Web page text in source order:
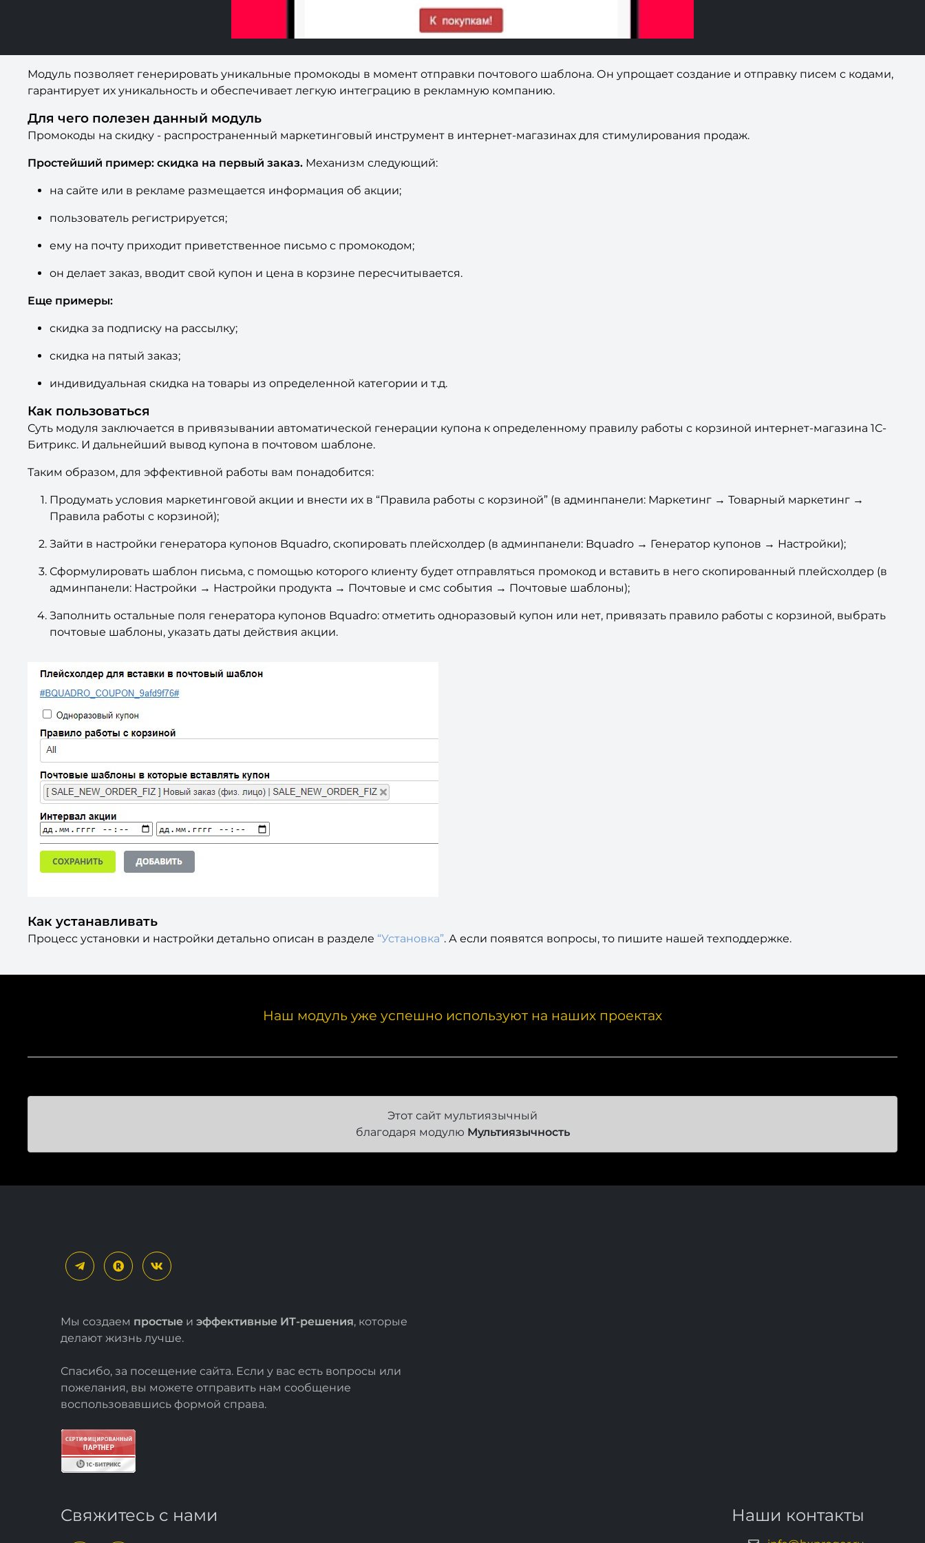
Модуль позволяет генерировать уникальные промокоды в момент отправки почтового шаблона. Он упрощает создание и отправку писем с кодами,
гарантирует их уникальность и обеспечивает легкую интеграцию в рекламную компанию.
Для чего полезен данный модуль
Промокоды на скидку - распространенный маркетинговый инструмент в интернет-магазинах для стимулирования продаж.
Простейший пример: скидка на первый заказ. Механизм следующий:
на сайте или в рекламе размещается информация об акции;
пользователь регистрируется;
ему на почту приходит приветственное письмо с промокодом;
он делает заказ, вводит свой купон и цена в корзине пересчитывается.
Еще примеры:
скидка за подписку на рассылку;
скидка на пятый заказ;
индивидуальная скидка на товары из определенной категории и т.д.
Как пользоваться
Суть модуля заключается в привязывании автоматической генерации купона к определенному правилу работы с корзиной интернет-магазина 1С-
Битрикс. И дальнейший вывод купона в почтовом шаблоне.
Таким образом, для эффективной работы вам понадобится:
Продумать условия маркетинговой акции и внести их в “Правила работы с корзиной” (в админпанели: Маркетинг → Товарный маркетинг →
Правила работы с корзиной);
Зайти в настройки генератора купонов Bquadro, скопировать плейсхолдер (в админпанели: Bquadro → Генератор купонов → Настройки);
Сформулировать шаблон письма, с помощью которого клиенту будет отправляться промокод и вставить в него скопированный плейсхолдер (в
админпанели: Настройки → Настройки продукта → Почтовые и смс события → Почтовые шаблоны);
Заполнить остальные поля генератора купонов Bquadro: отметить одноразовый купон или нет, привязать правило работы с корзиной, выбрать
почтовые шаблоны, указать даты действия акции.
Как устанавливать
Процесс установки и настройки детально описан в разделе “Установка”. А если появятся вопросы, то пишите нашей техподдержке.
Наш модуль уже успешно используют на наших проектах
Этот сайт мультиязычный
благодаря модулю Мультиязычность
Мы создаем простые и эффективные ИТ-решения, которые
делают жизнь лучше.
Спасибо, за посещение сайта. Если у вас есть вопросы или
пожелания, вы можете отправить нам сообщение
воспользовавшись формой справа.
Свяжитесь с нами Наши контакты